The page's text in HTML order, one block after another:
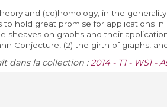
and (co)homology, in the
to hold great promise for applications
sheaves on graphs and their
Conjecture, (2) the girth of graphs, and
dans la collection :2014 - T1 - WS1